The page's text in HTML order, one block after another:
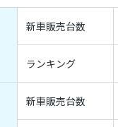
新車販売台数
ランキング
新車販売台数